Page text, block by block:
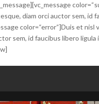
diam orci auctor sem, id
color=“error“]Duis et
sem, id faucibus libero